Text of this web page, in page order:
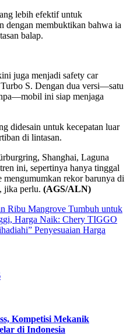
lebih efektif untuk
dengan membuktikan bahwa ia
balap.
juga menjadi safety car
S. Dengan dua versi—satu
ini siap menjaga
didesain untuk kecepatan luar
di lintasan.
Shanghai, Laguna
ini, sepertinya hanya tinggal
mengumumkan rekor barunya di
jika perlu. (AGS/ALN)
Ribu Mangrove Tumbuh untuk
Harga Naik: Chery TIGGO
Penyesuaian Harga
Kompetisi Mekanik
di Indonesia